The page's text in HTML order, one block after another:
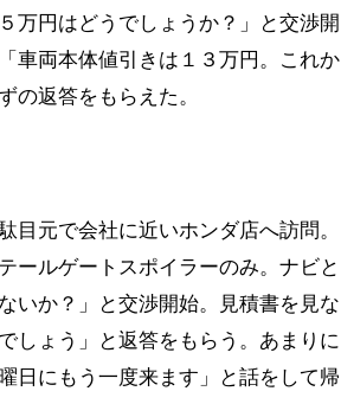
万円はどうでしょうか？」と交渉開
車両本体値引きは１３万円。これか
の返答をもらえた。
目元で会社に近いホンダ店へ訪問。
ールゲートスポイラーのみ。ナビと
いか？」と交渉開始。見積書を見な
しょう」と返答をもらう。あまりに
日にもう一度来ます」と話をして帰